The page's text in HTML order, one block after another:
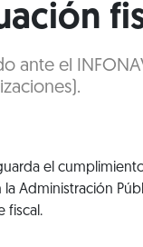
ante el
el
Administración
fiscal.